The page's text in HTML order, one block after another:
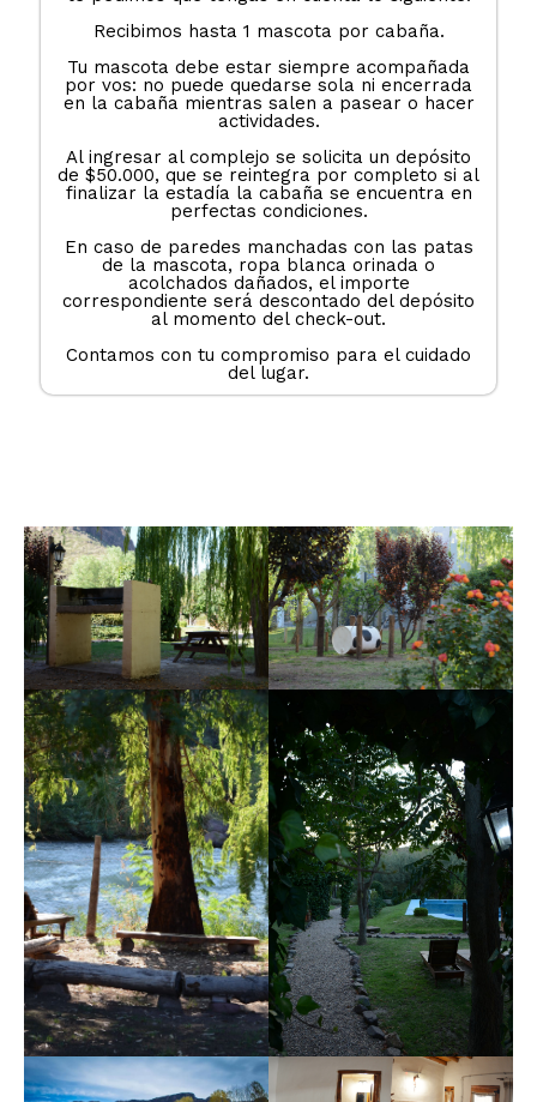
Recibimos hasta 1 mascota por cabaña.
Tu mascota debe estar siempre acompañada
por vos: no puede quedarse sola ni encerrada
en la cabaña mientras salen a pasear o hacer
actividades.
Al ingresar al complejo se solicita un depósito
de $50.000, que se reintegra por completo si al
finalizar la estadía la cabaña se encuentra en
perfectas condiciones.
En caso de paredes manchadas con las patas
de la mascota, ropa blanca orinada o
acolchados dañados, el importe
correspondiente será descontado del depósito
al momento del check-out.
Contamos con tu compromiso para el cuidado
del lugar.